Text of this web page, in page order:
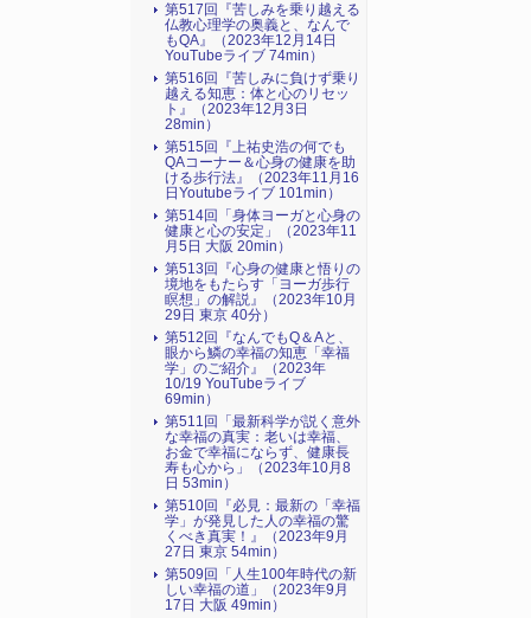
第517回『苦しみを乗り越える
仏教心理学の奥義と、なんで
もQA』（2023年12月14日
YouTubeライブ 74min）
第516回『苦しみに負けず乗り
越える知恵：体と心のリセッ
ト』（2023年12月3日
28min）
第515回『上祐史浩の何でも
QAコーナー＆心身の健康を助
ける歩行法』（2023年11月16
日Youtubeライブ 101min）
第514回「身体ヨーガと心身の
健康と心の安定」（2023年11
月5日 大阪 20min）
第513回『心身の健康と悟りの
境地をもたらす「ヨーガ歩行
瞑想」の解説』（2023年10月
29日 東京 40分）
第512回『なんでもQ＆Aと、
眼から鱗の幸福の知恵「幸福
学」のご紹介』（2023年
10/19 YouTubeライブ
69min）
第511回「最新科学が説く意外
な幸福の真実：老いは幸福、
お金で幸福にならず、健康長
寿も心から」（2023年10月8
日 53min）
第510回『必見：最新の「幸福
学」が発見した人の幸福の驚
くべき真実！』（2023年9月
27日 東京 54min）
第509回「人生100年時代の新
しい幸福の道」（2023年9月
17日 大阪 49min）